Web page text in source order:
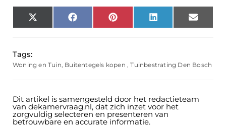
X
(Twitter)
FacebookPinterest LinkedIn Email
Tags:
Woning en Tuin, Buitentegels kopen ,Tuinbestrating Den Bosch
Dit artikel is samengesteld door het redactieteam
van dekamervraag.nl, dat zich inzet voor het
zorgvuldig selecteren en presenteren van
betrouwbare en accurate informatie.